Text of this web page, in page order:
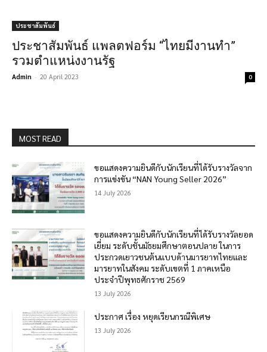
ประชาสัมพันธ์
ประชาสัมพันธ์ แพลตฟอร์ม “ไทยมีงานทำ”
รวมตำแหน่งงานรัฐ
Admin - 20 April 2023 0
MOST READ
ขอแสดงความยินดีกับนักเรียนที่ได้รับรางวัลจาก
การแข่งขัน “NAN Young Seller 2026”
14 July 2026
ขอแสดงความยินดีกับนักเรียนที่ได้รับรางวัลยอด
เยี่ยม ระดับชั้นมัธยมศึกษาตอนปลาย ในการ
ประกวดเยาวชนต้นแบบด้านมารยาทไทยและ
มารยาทในสังคม ระดับเขตที่ 1 ภาคเหนือ
ประจำปีพุทธศักราช 2569
13 July 2026
ประกาศ เรื่อง หยุดเรียนกรณีพิเศษ
13 July 2026